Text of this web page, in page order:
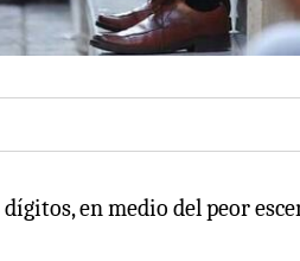
en medio del peor